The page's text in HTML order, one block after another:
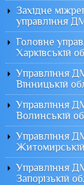
Західне
управління
Головне
Харківській
Управління
Вінницькій
Управління
Волинській
Управління
Житомирській
Управління
Запорізькій